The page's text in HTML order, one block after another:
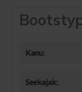
Kanu:
Seekajak: